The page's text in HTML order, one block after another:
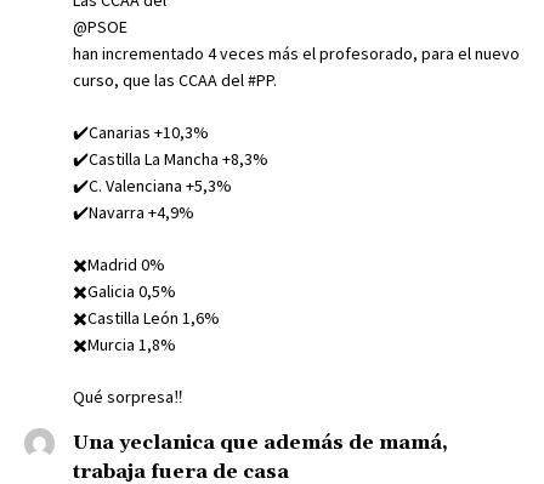
@PSOE
han incrementado 4 veces más el profesorado, para el nuevo
curso, que las CCAA del #PP.
✔️Canarias +10,3%
✔️Castilla La Mancha +8,3%
✔️C. Valenciana +5,3%
✔️Navarra +4,9%
✖️Madrid 0%
✖️Galicia 0,5%
✖️Castilla León 1,6%
✖️Murcia 1,8%
Qué sorpresa‼️
Una yeclanica que además de mamá,
trabaja fuera de casa